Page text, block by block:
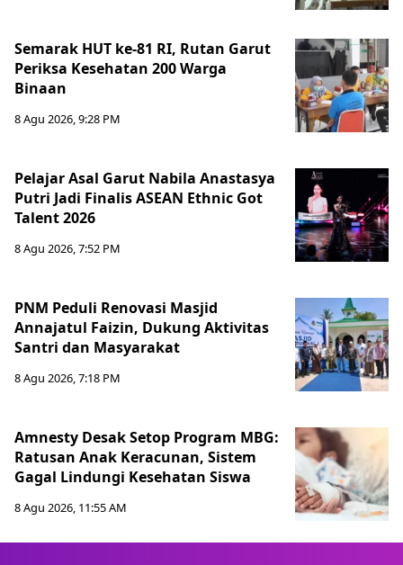
Semarak HUT ke-81 RI, Rutan Garut
Periksa Kesehatan 200 Warga
Binaan
8 Agu 2026, 9:28 PM
Pelajar Asal Garut Nabila Anastasya
Putri Jadi Finalis ASEAN Ethnic Got
Talent 2026
8 Agu 2026, 7:52 PM
PNM Peduli Renovasi Masjid
Annajatul Faizin, Dukung Aktivitas
Santri dan Masyarakat
8 Agu 2026, 7:18 PM
Amnesty Desak Setop Program MBG:
Ratusan Anak Keracunan, Sistem
Gagal Lindungi Kesehatan Siswa
8 Agu 2026, 11:55 AM